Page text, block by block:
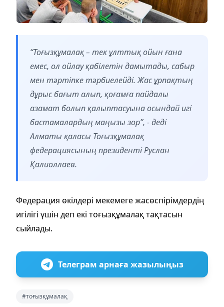
“Тоғызқұмалақ – тек ұлттық ойын ғана
емес, ол ойлау қабілетін дамытады, сабыр
мен тәртіпке тәрбиелейді. Жас ұрпақтың
дұрыс бағыт алып, қоғамға пайдалы
азамат болып қалыптасуына осындай игі
бастамалардың маңызы зор”, - деді
Алматы қаласы Тоғызқұмалақ
федерациясының президенті Руслан
Қалиоллаев.
Федерация өкілдері мекемеге жасөспірімдердің
игілігі үшін деп екі тоғызқұмалақ тақтасын
сыйлады.
Телеграм арнаға жазылыңыз
#тоғызқұмалақ